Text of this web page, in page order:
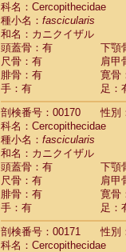
科名：Cercopithecidae
種小名： fascicularis
和名：カニクイザル
頭蓋骨：有
下顎
尺骨：有
肩甲
腓骨：有
寛骨
手：有
足：
剖検番号：00170
性別
科名：Cercopithecidae
種小名： fascicularis
和名：カニクイザル
頭蓋骨：有
下顎
尺骨：有
肩甲
腓骨：有
寛骨
手：有
足：
剖検番号：00171
性別
科名：Cercopithecidae